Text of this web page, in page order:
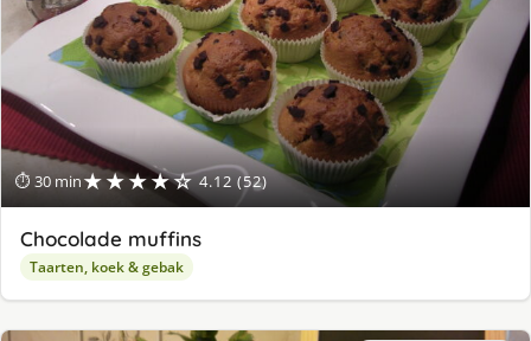
⏱ 30 min★★★★☆ 4.12 (52)
Chocolade muffins
Taarten, koek & gebak